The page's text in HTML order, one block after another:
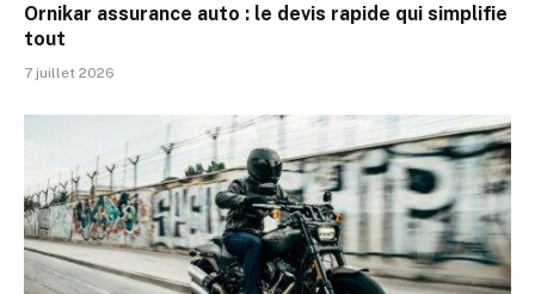
Ornikar assurance auto : le devis rapide qui simplifie
tout
7 juillet 2026